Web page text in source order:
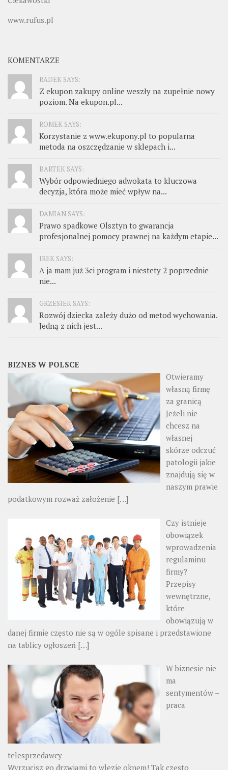
www.rufus.pl
KOMENTARZE
RADEK SAYS:
Z ekupon zakupy online weszły na zupełnie nowy
poziom. Na ekupon.pl...
ROMEK SAYS:
Korzystanie z www.ekupony.pl to popularna
metoda na oszczędzanie w sklepach i...
BARTEK SAYS:
Wybór odpowiedniego adwokata to kluczowa
decyzja, która może mieć wpływ na...
DAMIAN SAYS:
Prawo spadkowe Olsztyn to gwarancja
profesjonalnej pomocy prawnej na każdym etapie...
IREK SAYS:
A ja mam już 3ci program i niestety 2 poprzednie
nie...
GRZESIEK SAYS:
Rozwój dziecka zależy dużo od metod wychowania.
Jedną z nich jest...
BIZNES W POLSCE
Otwieramy
własną firmę
za granicą
Jeżeli nie
chcesz na
własnej
skórze odczuć
patologii jakie
znajdują się w
naszym prawie
podatkowym rozważ założenie […]
Czy istnieje
obowiązek
wprowadzenia
regulaminu
firmy?
Przepisy
wewnętrzne,
które
obowiązują w
danej firmie często nie są w ogóle spisane i przedstawione
na tablicy ogłoszeń […]
W biznesie nie
ma
sentymentów –
praca
telesprzedawcy
Wyrzucisz go drzwiami to wlezie oknem! Tak często